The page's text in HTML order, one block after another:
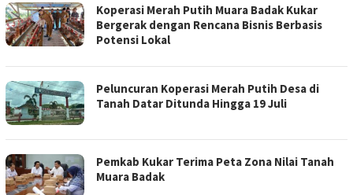
Koperasi Merah Putih Muara Badak Kukar
Bergerak dengan Rencana Bisnis Berbasis
Potensi Lokal
Peluncuran Koperasi Merah Putih Desa di
Tanah Datar Ditunda Hingga 19 Juli
Pemkab Kukar Terima Peta Zona Nilai Tanah
Muara Badak